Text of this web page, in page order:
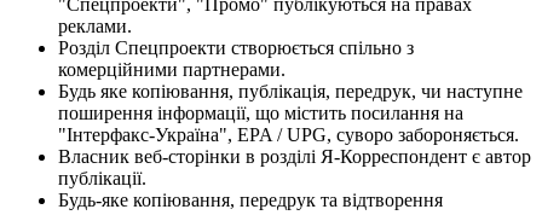
"Спецпроекти", "Промо" публікуються на правах
реклами.
Розділ Спецпроекти створюється спільно з
комерційними партнерами.
Будь яке копіювання, публікація, передрук, чи наступне
поширення інформації, що містить посилання на
"Інтерфакс-Україна", EPA / UPG, суворо забороняється.
Власник веб-сторінки в розділі Я-Корреспондент є автор
публікації.
Будь-яке копіювання, передрук та відтворення